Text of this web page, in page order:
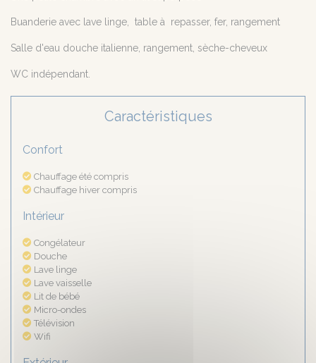
Buanderie avec lave linge, table à repasser, fer, rangement
Salle d'eau douche italienne, rangement, sèche-cheveux
WC indépendant.
Caractéristiques
Confort
Chauffage été compris
Chauffage hiver compris
Intérieur
Congélateur
Douche
Lave linge
Lave vaisselle
Lit de bébé
Micro-ondes
Télévision
Wifi